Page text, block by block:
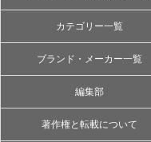
カテゴリー一覧
ブランド・メーカー一覧
編集部
著作権と転載について